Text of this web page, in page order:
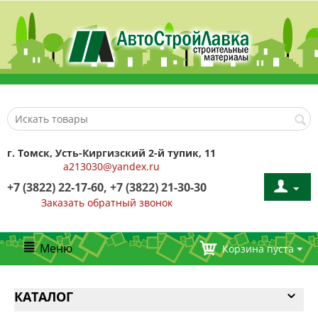
г. Томск, Усть-Киргизский 2-й тупик, 11
a213030@yandex.ru
+7 (3822) 22-17-60, +7 (3822) 21-30-30
Заказать обратный звонок
Меню Корзина пуста
КАТАЛОГ